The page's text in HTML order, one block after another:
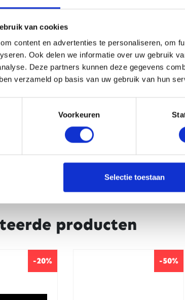
van cookies
content en advertenties te personaliseren, om
Ook delen we informatie over uw gebruik
Deze partners kunnen deze gegevens
verzameld op basis van uw gebruik van hun
Voorkeuren
Selectie toestaan
producten
-20% -50%